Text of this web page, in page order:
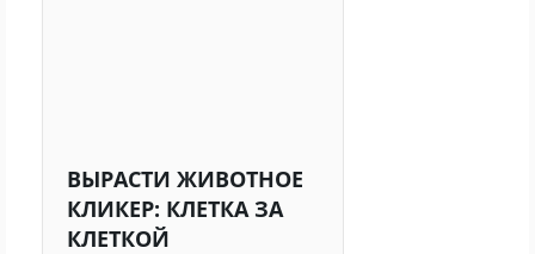
ВЫРАСТИ ЖИВОТНОЕ
КЛИКЕР: КЛЕТКА ЗА
КЛЕТКОЙ